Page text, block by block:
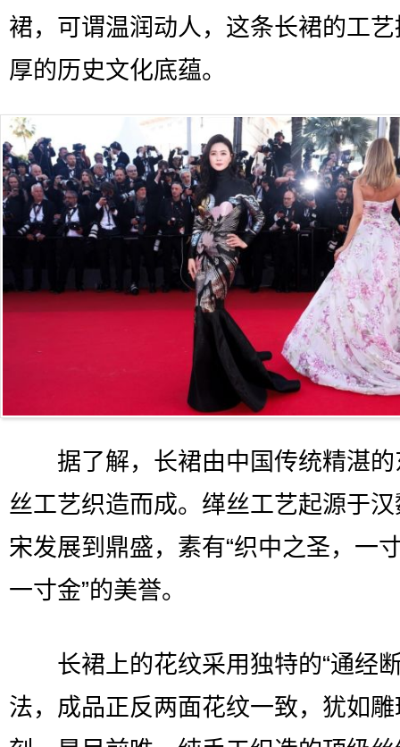
裙，可谓温润动人，这条长裙的工
厚的历史文化底蕴。
据了解，长裙由中国传统精湛的
丝工艺织造而成。缂丝工艺起源于
宋发展到鼎盛，素有“织中之圣，一
一寸金”的美誉。
长裙上的花纹采用独特的“通经断
法，成品正反两面花纹一致，犹如